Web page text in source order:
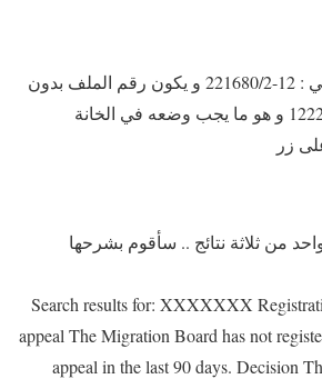
يكون على الشكل التالي : 12-221680/2 و يكون رقم الملف بدون
فواصل كالتالي : 12221680 و هو ما يجب وضعه في الخانة
زر
من ثلاثة نتائج .. سأقوم بشرحها
1- Search results for: XXXXXXX
appeal The Migration Board has not
appeal in the last 90 days. Decision